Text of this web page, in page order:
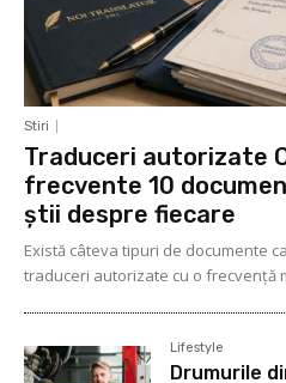
Stiri
Traduceri autorizate
frecvente 10
știi despre fiecare
Există câteva tipuri de documente
traduceri autorizate cu o frecvență
Lifestyle
Drumurile